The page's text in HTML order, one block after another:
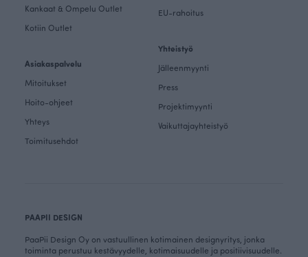
Kankaat & Ompelu Outlet
Kotiin Outlet
Asiakaspalvelu
Mitoitukset
Hoito-ohjeet
Yhteys
Toimitusehdot
EU-rahoitus
Yhteistyö
Jälleenmyynti
Press
Projektimyynti
Vaikuttajayhteistyö
PAAPII DESIGN
PaaPii Design Oy on vastuullinen kotimainen designyritys, jonka
toiminta perustuu kestävyydelle, kotimaisuudelle ja positiivisuudelle.